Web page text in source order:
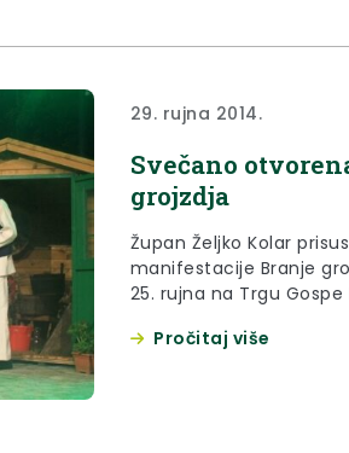
29. rujna 2014.
Svečano
grojzdja
Župan Željko Kolar
manifestacije Branje
25. rujna na Trgu
Pročitaj više